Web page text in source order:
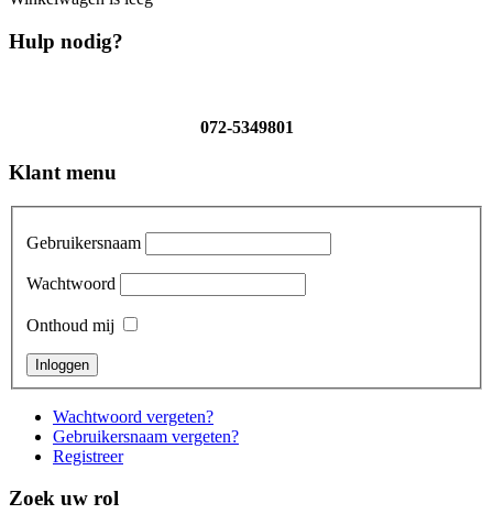
Hulp nodig?
072-5349801
Klant menu
Gebruikersnaam
Wachtwoord
Onthoud mij
Wachtwoord vergeten?
Gebruikersnaam vergeten?
Registreer
Zoek uw rol